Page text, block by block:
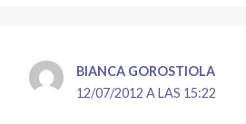
BIANCA GOROSTIOLA
12/07/2012 A LAS 15:22